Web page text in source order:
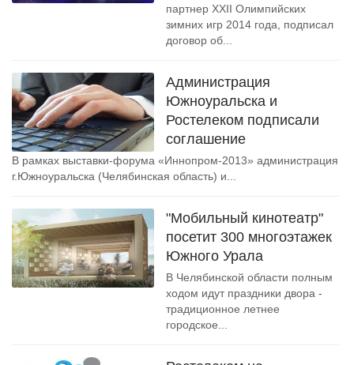
партнер XXII Олимпийских
зимних игр 2014 года, подписал
договор об...
Администрация
Южноуральска и
Ростелеком подписали
соглашение
В рамках выставки-форума «Иннопром-2013» администрация
г.Южноуральска (Челябинская область) и...
"Мобильный кинотеатр"
посетит 300 многоэтажек
Южного Урала
В Челябинской области полным
ходом идут праздники двора -
традиционное летнее
городское...